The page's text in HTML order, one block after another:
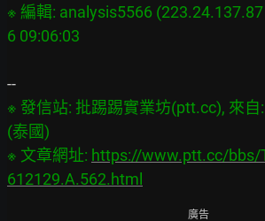
※ 編輯: analysis5566
※ 發信站: 批踢踢實業坊(ptt.cc), 來
(泰國)
※ 文章網址: https://www.ptt.cc/bbs/
612129.A.562.html
廣告